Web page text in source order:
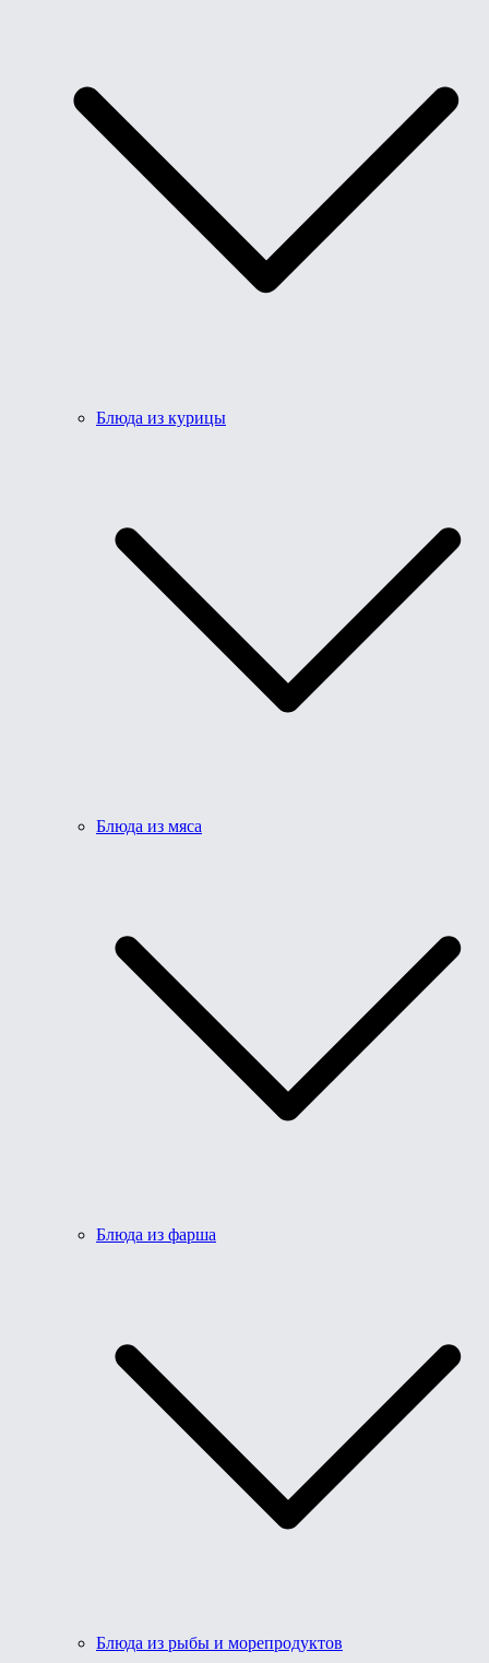
Блюда из курицы
Блюда из мяса
Блюда из фарша
Блюда из рыбы и морепродуктов